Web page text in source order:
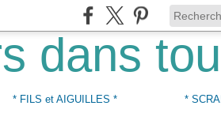
* FILS et AIGUILLES * *